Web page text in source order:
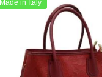
Made in Italy